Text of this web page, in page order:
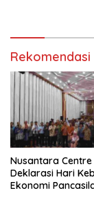
Kasih Allah.
Nusantara Centre
Deklarasi Hari
Ekonomi